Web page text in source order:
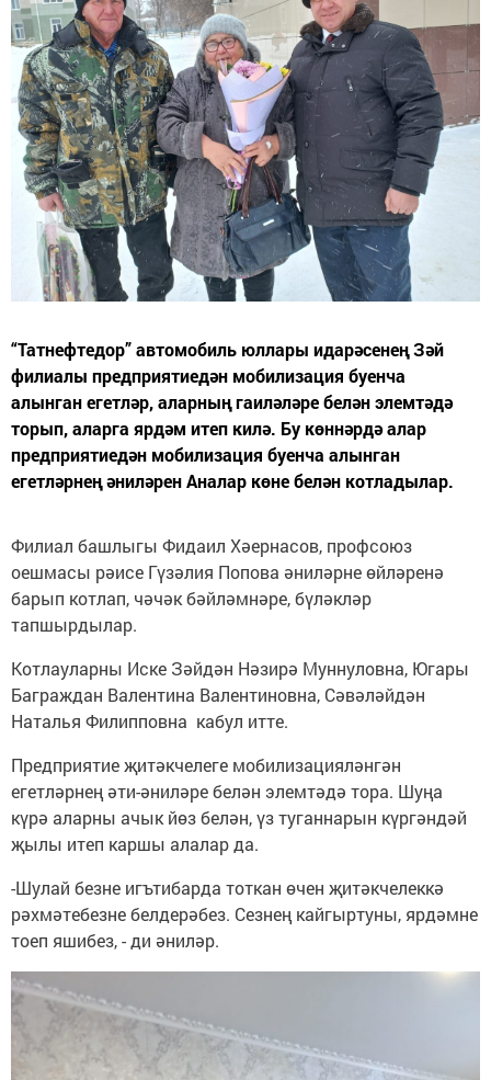
“Татнефтедор” автомобиль юллары идарәсенең Зәй
филиалы предприятиедән мобилизация буенча
алынган егетләр, аларның гаиләләре белән элемтәдә
торып, аларга ярдәм итеп килә. Бу көннәрдә алар
предприятиедән мобилизация буенча алынган
егетләрнең әниләрен Аналар көне белән котладылар.
Филиал башлыгы Фидаил Хәернасов, профсоюз
оешмасы рәисе Гүзәлия Попова әниләрне өйләренә
барып котлап, чәчәк бәйләмнәре, бүләкләр
тапшырдылар.
Котлауларны Иске Зәйдән Нәзирә Муннуловна, Югары
Баграждан Валентина Валентиновна, Сәвәләйдән
Наталья Филипповна кабул итте.
Предприятие җитәкчелеге мобилизацияләнгән
егетләрнең әти-әниләре белән элемтәдә тора. Шуңа
күрә аларны ачык йөз белән, үз туганнарын күргәндәй
җылы итеп каршы алалар да.
-Шулай безне игътибарда тоткан өчен җитәкчелеккә
рәхмәтебезне белдерәбез. Сезнең кайгыртуны, ярдәмне
тоеп яшибез, - ди әниләр.